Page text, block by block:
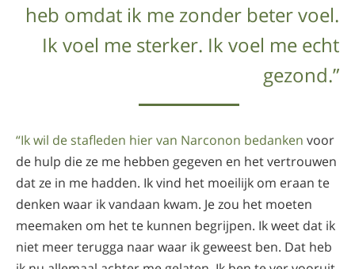
heb omdat ik me zonder beter voel.
Ik voel me sterker. Ik voel me echt
gezond.”
“Ik wil de stafleden hier van Narconon bedanken voor
de hulp die ze me hebben gegeven en het vertrouwen
dat ze in me hadden. Ik vind het moeilijk om eraan te
denken waar ik vandaan kwam. Je zou het moeten
meemaken om het te kunnen begrijpen. Ik weet dat ik
niet meer terugga naar waar ik geweest ben. Dat heb